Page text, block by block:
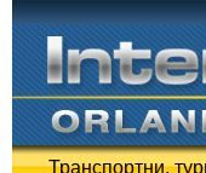
Транспортни,